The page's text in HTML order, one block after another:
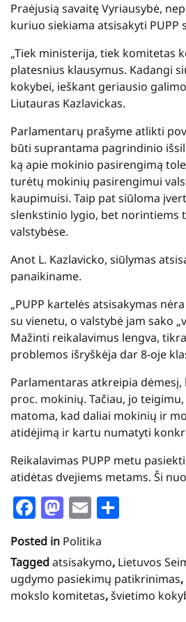
Praėjusią savaitę Vyriausybė,
kuriuo siekiama atsisakyti
„Tiek ministerija, tiek komitetas
platesnius klausymus. Kadangi
kokybei, ieškant geriausio
Liutauras Kazlavickas.
Parlamentarų prašyme atlikti
būti suprantama pagrindinio
ką apie mokinio pasirengimą
turėtų mokinių pasirengimui
kaupimuisi. Taip pat siūloma
slenkstinio lygio, bet norintiems
valstybėse.
Anot L. Kazlavicko, siūlymas
panaikiname.
„PUPP kartelės atsisakymas
su vienetu, o valstybė jam sako
Mažinti reikalavimus lengva,
problemos išryškėja dar 8-oje
Parlamentaras atkreipia
proc. mokinių. Tačiau, jo
matoma, kad daliai mokinių ir
atidėjimą ir kartu numatyti
Reikalavimas PUPP metu
atidėtas dvejiems metams. Ši
Facebook
Mastodon
Email
Posted in Politika
Taggedatsisakymo, Lietuvos
ugdymo pasiekimų patikrinimas,
mokslo komitetas,švietimo